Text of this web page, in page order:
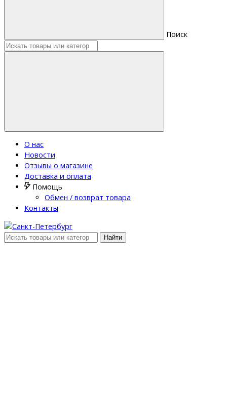
Поиск
О нас
Новости
Отзывы о магазине
Доставка и оплата
Помощь
Обмен / возврат товара
Контакты
Найти